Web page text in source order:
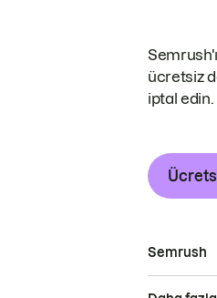
ücretsiz
iptal edin.
Semrush